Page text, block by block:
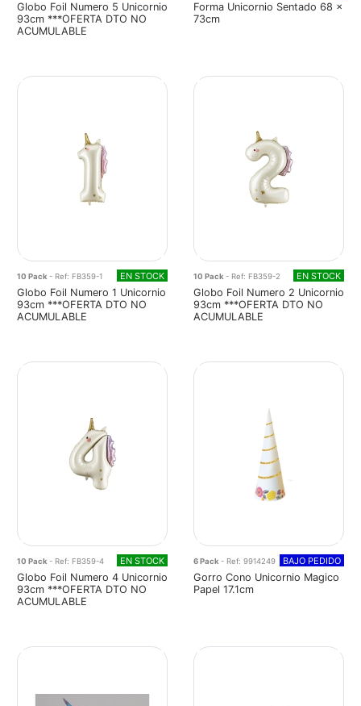
Globo Foil Numero 5 Unicornio
93cm ***OFERTA DTO NO
ACUMULABLE
Forma Unicornio Sentado 68 x
73cm
10 Pack - Ref: FB359-1 EN STOCK
Globo Foil Numero 1 Unicornio
93cm ***OFERTA DTO NO
ACUMULABLE
10 Pack - Ref: FB359-2 EN STOCK
Globo Foil Numero 2 Unicornio
93cm ***OFERTA DTO NO
ACUMULABLE
10 Pack- Ref: FB359-4 EN STOCK
Globo Foil Numero 4 Unicornio
93cm ***OFERTA DTO NO
ACUMULABLE
6 Pack- Ref: 9914249 BAJO PEDIDO
Gorro Cono Unicornio Magico
Papel 17.1cm